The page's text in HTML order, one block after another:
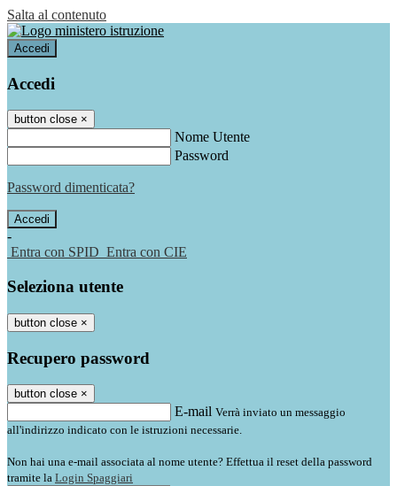
Salta al contenuto
Accedi
Accedi
button close ×
Nome Utente
Password
Password dimenticata?
-
Entra con SPID Entra con CIE
Seleziona utente
button close ×
Recupero password
button close ×
E-mail Verrà inviato un messaggio
all'indirizzo indicato con le istruzioni necessarie.
Non hai una e-mail associata al nome utente? Effettua il reset della password
tramite la Login Spaggiari